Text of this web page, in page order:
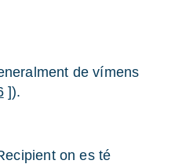
de vímens
]).
on es té